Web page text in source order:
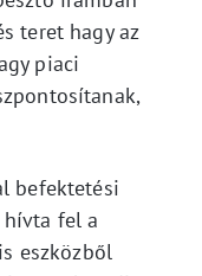
teret hagy az
piaci
befektetési
fel a
eszközből